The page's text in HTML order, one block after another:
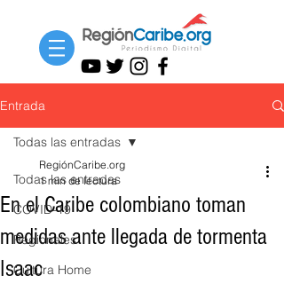
Entrada
Todas las entradas
COVID-19
Regionales
Cultura Home
Todas las entradas
En el Caribe colombiano toman
medidas ante llegada de tormenta
Isaac
RegiónCaribe.org
1 min de lectura